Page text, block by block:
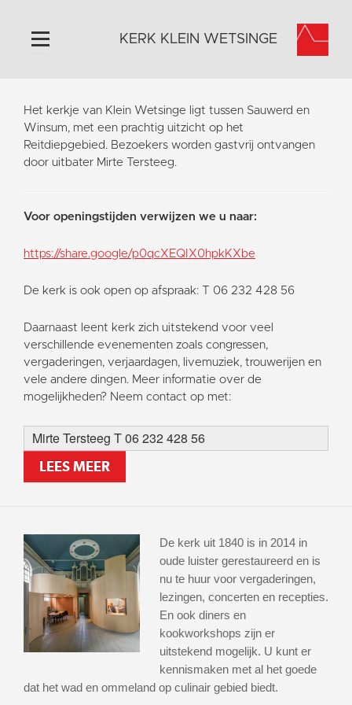
Home
Algemeen
Historie
Contact
Vaktaal
KERK KLEIN WETSINGE
Het kerkje van Klein Wetsinge ligt tussen Sauwerd en
Winsum, met een prachtig uitzicht op het
Reitdiepgebied. Bezoekers worden gastvrij ontvangen
door uitbater Mirte Tersteeg.
Voor openingstijden verwijzen we u naar:
https://share.google/p0qcXEQIX0hpkKXbe
De kerk is ook open op afspraak: T 06 232 428 56
Daarnaast leent kerk zich uitstekend voor veel
verschillende evenementen zoals congressen,
vergaderingen, verjaardagen, livemuziek, trouwerijen en
vele andere dingen. Meer informatie over de
mogelijkheden? Neem contact op met:
Mirte Tersteeg T 06 232 428 56
LEES MEER
De kerk uit 1840 is in 2014 in
oude luister gerestaureerd en is
nu te huur voor vergaderingen,
lezingen, concerten en recepties.
En ook diners en
kookworkshops zijn er
uitstekend mogelijk. U kunt er
kennismaken met al het goede
dat het wad en ommeland op culinair gebied biedt.